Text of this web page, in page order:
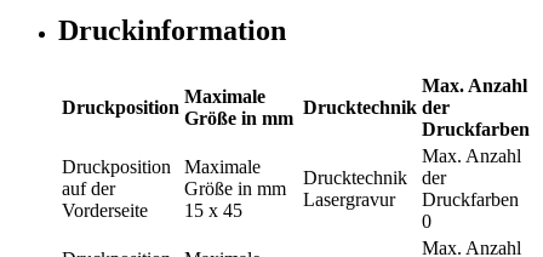
Druckinformation
Druckposition
Maximale
Größe in mm
Drucktechnik
Max. Anzahl
der
Druckfarben
Druckposition
auf der
Vorderseite
Maximale
Größe in mm
15 x 45
Drucktechnik
Lasergravur
Max. Anzahl
der
Druckfarben
0
Max. Anzahl